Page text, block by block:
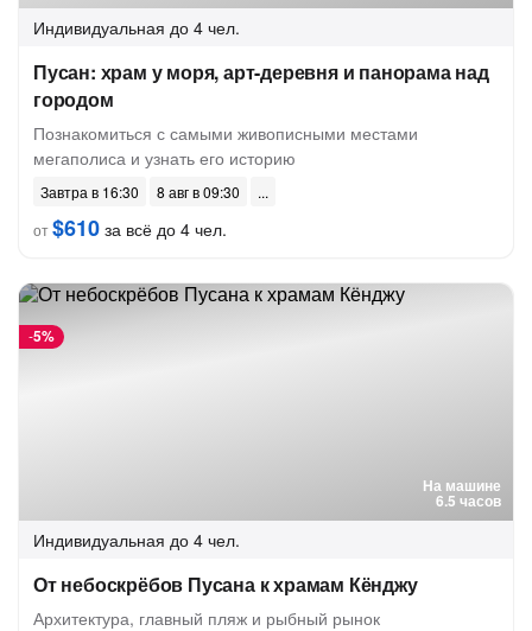
Индивидуальная до 4 чел.
Пусан: храм у моря, арт-деревня и панорама над
городом
Познакомиться с самыми живописными местами
мегаполиса и узнать его историю
Завтра в 16:30
8 авг в 09:30
от$610 за всё до 4 чел.
На машине
6.5 часов
-5%
Индивидуальная до 4 чел.
От небоскрёбов Пусана к храмам Кёнджу
Архитектура, главный пляж и рыбный рынок